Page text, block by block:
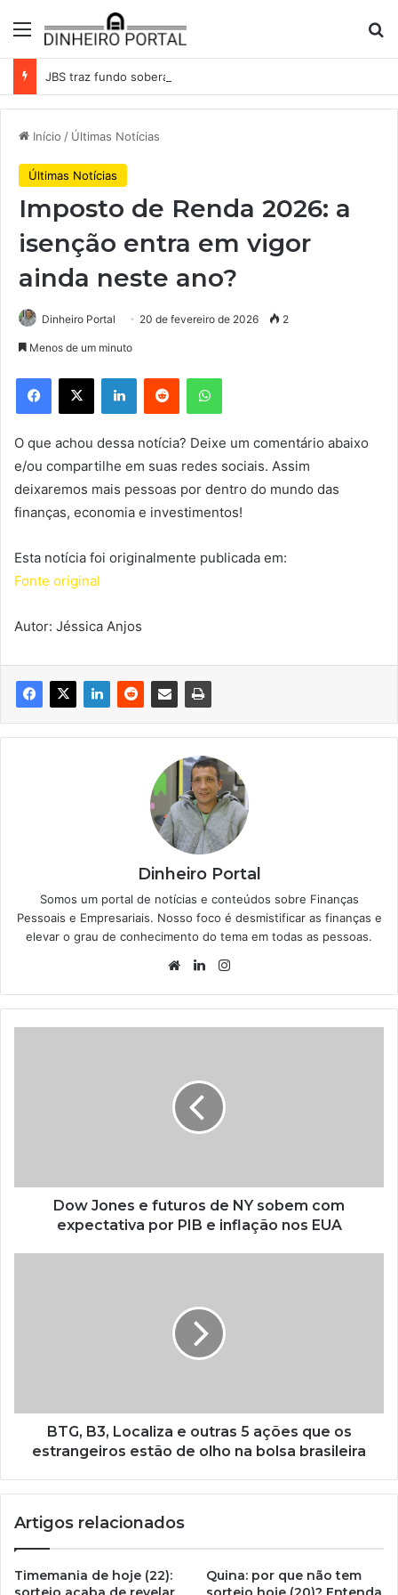
Menu
Início / Últimas Notícias
Últimas Notícias
Imposto de Renda 2026: a
isenção entra em vigor
ainda neste ano?
Dinheiro Portal 20 de fevereiro de 2026 2
Menos de um minuto
Facebook
X LinkedinReddit WhatsApp
O que achou dessa notícia? Deixe um comentário abaixo
e/ou compartilhe em suas redes sociais. Assim
deixaremos mais pessoas por dentro do mundo das
finanças, economia e investimentos!
Esta notícia foi originalmente publicada em:
Fonte original
Autor: Jéssica Anjos
Dinheiro Portal
Somos um portal de notícias e conteúdos sobre Finanças
Pessoais e Empresariais. Nosso foco é desmistificar as finanças e
elevar o grau de conhecimento do tema em todas as pessoas.
WebsiteLinkedin
Dow Jones e futuros de NY sobem com
expectativa por PIB e inflação nos EUA
BTG, B3, Localiza e outras 5 ações que os
estrangeiros estão de olho na bolsa brasileira
Artigos relacionados
Timemania de hoje (22):
Quina: por que não tem